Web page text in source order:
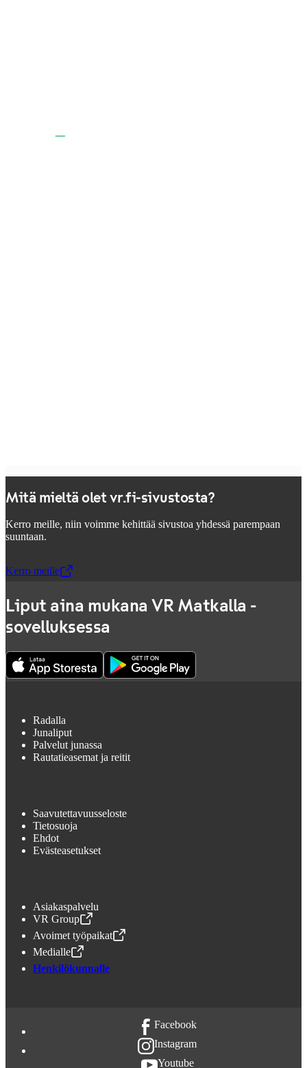
Mitä mieltä olet vr.fi-sivustosta?
Kerro meille, niin voimme kehittää sivustoa yhdessä parempaan
suuntaan.
Kerro meille
,Avataan uudessa välilehdessä
Liput aina mukana VR Matkalla -
sovelluksessa
Radalla
Junaliput
Palvelut junassa
Rautatieasemat ja reitit
Saavutettavuusseloste
Tietosuoja
Ehdot
Evästeasetukset
Asiakaspalvelu
VR Group
,Avataan uudessa välilehdessä
Avoimet työpaikat
,Avataan uudessa välilehdessä
Medialle
,Avataan uudessa välilehdessä
Henkilökunnalle
Facebook
Instagram
Youtube